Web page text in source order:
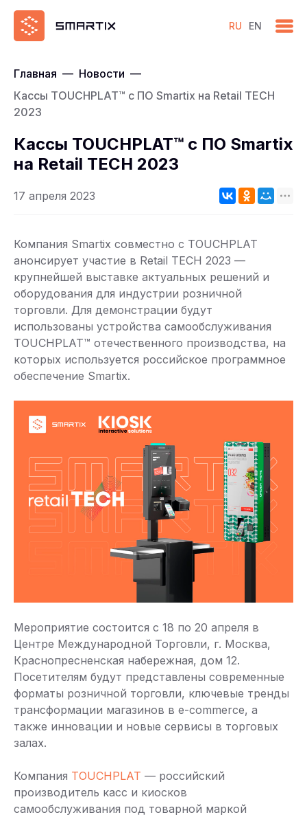
RU EN
Главная — Новости —
Кассы TOUCHPLAT™ с ПО Smartix на Retail TECH
2023
Кассы TOUCHPLAT™ с ПО Smartix
на Retail TECH 2023
17 апреля 2023
Компания Smartix совместно с TOUCHPLAT
анонсирует участие в Retail TECH 2023 —
крупнейшей выставке актуальных решений и
оборудования для индустрии розничной
торговли. Для демонстрации будут
использованы устройства самообслуживания
TOUCHPLAT™ отечественного производства, на
которых используется российское программное
обеспечение Smartix.
Мероприятие состоится с 18 по 20 апреля в
Центре Международной Торговли, г. Москва,
Краснопресненская набережная, дом 12.
Посетителям будут представлены современные
форматы розничной торговли, ключевые тренды
трансформации магазинов в e-commerce, а
также инновации и новые сервисы в торговых
залах.
Компания TOUCHPLAT — российский
производитель касс и киосков
самообслуживания под товарной маркой